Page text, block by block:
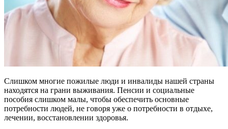
Слишком многие пожилые люди и инвалиды нашей страны
находятся на грани выживания. Пенсии и социальные
пособия слишком малы, чтобы обеспечить основные
потребности людей, не говоря уже о потребности в отдыхе,
лечении, восстановлении здоровья.